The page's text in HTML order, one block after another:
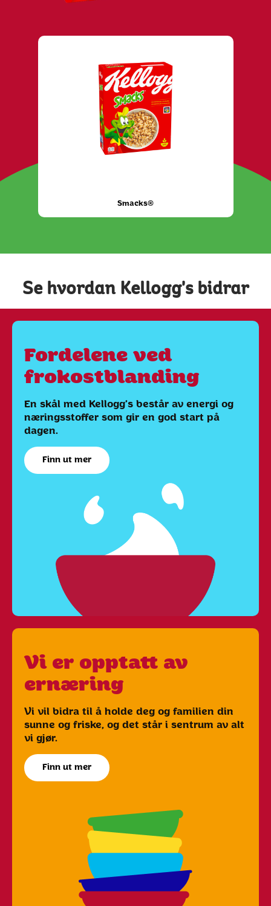
Smacks®
Se hvordan Kellogg's bidrar
Fordelene ved
frokostblanding
En skål med Kellogg’s består av energi og
næringsstoffer som gir en god start på
dagen.
Finn ut mer
Vi er opptatt av
ernæring
Vi vil bidra til å holde deg og familien din
sunne og friske, og det står i sentrum av alt
vi gjør.
Finn ut mer